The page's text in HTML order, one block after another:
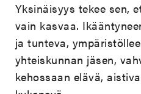
Yksinäisyys tekee sen,
vain kasvaa.
ja tunteva,
yhteiskunnan jäsen,
kehossaan elävä,